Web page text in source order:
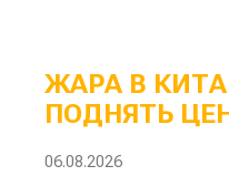
ЖАРА В
ПОДНЯТЬ
06.08.2026